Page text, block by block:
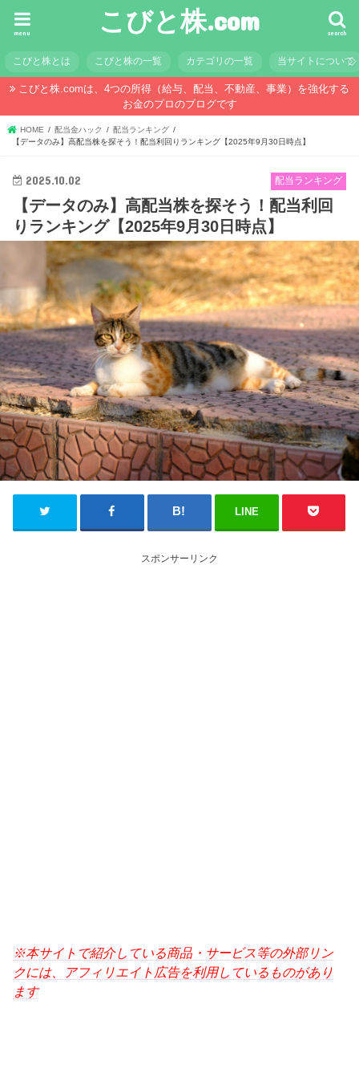
こびと株.com search
menu
こびと株とは こびと株の一覧 カテゴリの一覧 当サイトについて
こびと株.comは、4つの所得（給与、配当、不動産、事業）を強化する
お金のプロのブログです
HOME 配当金ハック
配当ランキング
【データのみ】高配当株を探そう！配当利回りランキング【2025年9月30日時点】
配当ランキング
2025.10.02
【データのみ】高配当株を探そう！配当利回
りランキング【2025年9月30日時点】
LINE
スポンサーリンク
※本サイトで紹介している商品・サービス等の外部リン
クには、アフィリエイト広告を利用しているものがあり
ます